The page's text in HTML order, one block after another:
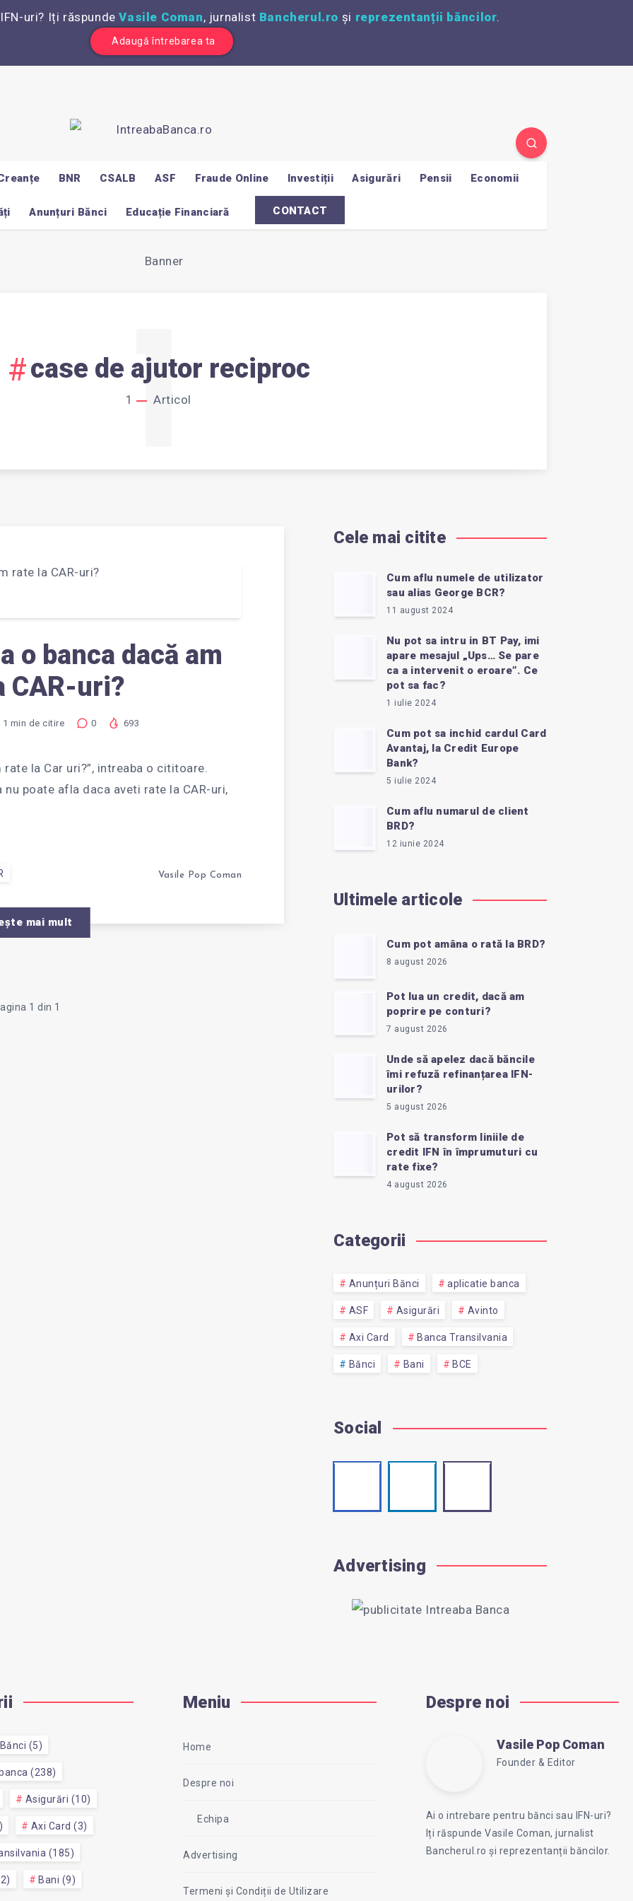
uri? Iți răspundeVasile Coman, jurnalist Bancherul.ro și reprezentanții băncilor.
Adaugă întrebarea ta
BNR CSALB ASF Fraude Online Investiții Asigurări Pensii Economii
Anunțuri Bănci Educație Financiară CONTACT
case de ajutor reciproc
1 Articol
1
o banca dacă am
CAR-uri?
1 min de citire 0 693
la Car uri?”, intreaba o cititoare.
nu poate afla daca aveti rate la CAR-uri,
Vasile Pop Coman
mai mult
1 din 1
Cele mai citite
Cum aflu numele de utilizator
sau alias George BCR?
11 august 2024
Nu pot sa intru in BT Pay, imi
apare mesajul „Ups… Se pare
ca a intervenit o eroare”. Ce
pot sa fac?
1 iulie 2024
Cum pot sa inchid cardul Card
Avantaj, la Credit Europe
Bank?
5 iulie 2024
Cum aflu numarul de client
BRD?
12 iunie 2024
Ultimele articole
Cum pot amâna o rată la BRD?
8 august 2026
Pot lua un credit, dacă am
poprire pe conturi?
7 august 2026
Unde să apelez dacă băncile
îmi refuză refinanțarea IFN-
urilor?
5 august 2026
Pot să transform liniile de
credit IFN în împrumuturi cu
rate fixe?
4 august 2026
Categorii
Anunțuri Bănci aplicatie banca
ASF Asigurări Avinto
Axi Card Banca Transilvania
Bănci Bani BCE
Social
Advertising
(5)
(238)
Asigurări (10)
Axi Card (3)
(185)
Bani (9)
Meniu
Home
Despre noi
Echipa
Advertising
Termeni și Condiții de Utilizare
Despre noi
Vasile
Pop
Coman
Vasile Pop Coman
Founder & Editor
on
Ai o intrebare pentru bănci sau IFN-uri?
Iți răspunde Vasile Coman, jurnalist
Bancherul.ro și reprezentanții băncilor.